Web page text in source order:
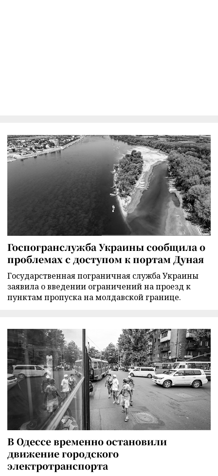
Госпогранслужба Украины сообщила о
проблемах с доступом к портам Дуная
Государственная пограничная служба Украины
заявила о введении ограничений на проезд к
пунктам пропуска на молдавской границе.
В Одессе временно остановили
движение городского
электротранспорта